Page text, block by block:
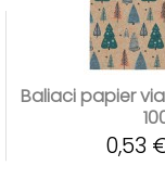
Baliaci papier
0,53